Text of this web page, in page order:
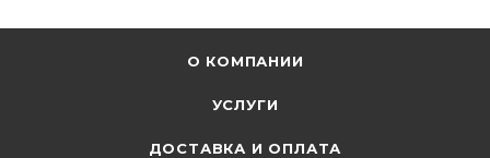
О КОМПАНИИ
УСЛУГИ
ДОСТАВКА И ОПЛАТА